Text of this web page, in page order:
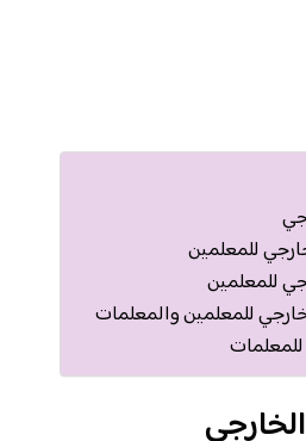
للمعلمين
للمعلمين
للمعلمين والمعلمات
للمعلمات